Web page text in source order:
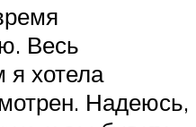
Весь
я хотела
Надеюсь,